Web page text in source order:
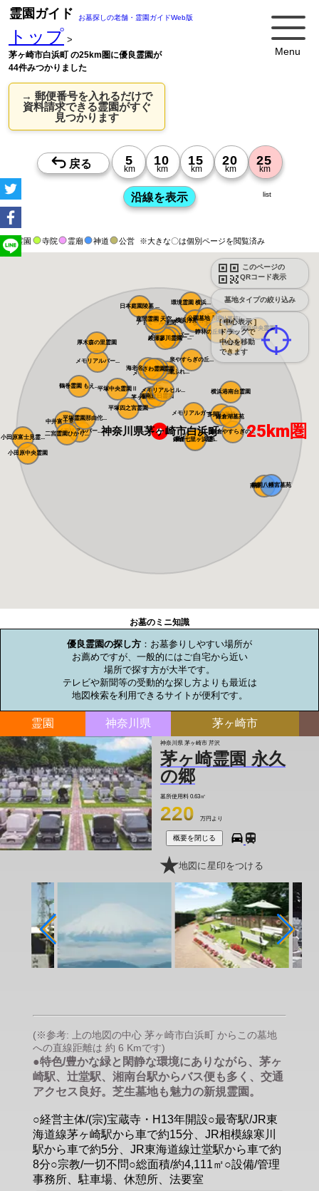
Menu
霊園ガイド お墓探しの老舗・霊園ガイドWeb版
トップ >
茅ヶ崎市白浜町 の25km圏に優良霊園が
44件みつかりました
→ 郵便番号を入れるだけで
資料請求できる霊園がすぐ
見つかります
霊園 寺院 霊廟 神道 公営 ※大きな〇は個別ページを閲覧済み
このページの
QRコード表示
墓地タイプの絞り込み
[ 中心表示 ]
ドラッグで
中心を移動
できます
list
横浜中央霊園
環境霊園 横浜...
朝陽の杜墓苑(...
横浜港南台霊園
メモリアルサン...
旭翠苑
横浜あさひ霊園
横浜浄苑 ふれ...
鎌倉富士見墓苑
鎌倉七里ヶ浜霊...
メモリアルパー...
藤沢・綾瀬ふれ...
茅ヶ崎霊園 永...
湘南恵日霊園
平塚四之宮霊園
南葉山霊園
鶴岡八幡宮墓苑
日本庭園陵墓 ...
メモリアルパー...
県央綾瀬霊園
メモリアルパー...
綾瀬蓼川霊園
メモリアルパー...
厚木森の里霊園
アドミール座間
座間霊園 天空...
海老名フォーシ...
鶴巻霊園 もえ...平塚中央霊園Ⅱ
小田原富士見霊...
中井富士見霊園
公園墓地 川井...
メモリアルヒル...
泉やすらぎの丘...
鎌倉やすらぎの...
多聞院墓苑
メモリアルパー...
さわ霊園
静林の丘鶴ヶ峰...
二宮霊園ひかり...
メモリアルガー...
平塚霊園那由佗...
小田原中央霊園
鎌倉湖墓苑
神奈川県茅ヶ崎市白浜町 25km圏
お墓のミニ知識
優良霊園の探し方 ：お墓参りしやすい場所が
お薦めですが、一般的にはご自宅から近い
場所で探す方が大半です。
テレビや新聞等の受動的な探し方よりも最近は
地図検索を利用できるサイトが便利です。
霊園 神奈川県 茅ヶ崎市
神奈川県 茅ヶ崎市 芹沢
茅ヶ崎霊園 永久
の郷
墓所使用料 0.63㎡
220 万円より
概要を閉じる
地図に星印をつける
(※参考: 上の地図の中心 茅ヶ崎市白浜町 からこの墓地
への直線距離は 約 6 Kmです)
●特色/豊かな緑と閑静な環境にありながら、茅ヶ
崎駅、辻堂駅、湘南台駅からバス便も多く、交通
アクセス良好。芝生墓地も魅力の新規霊園。
○経営主体/(宗)宝蔵寺・H13年開設○最寄駅/JR東
海道線茅ヶ崎駅から車で約15分、JR相模線寒川
駅から車で約5分、JR東海道線辻堂駅から車で約
8分○宗教/一切不問○総面積/約4,111㎡○設備/管理
事務所、駐車場、休憩所、法要室